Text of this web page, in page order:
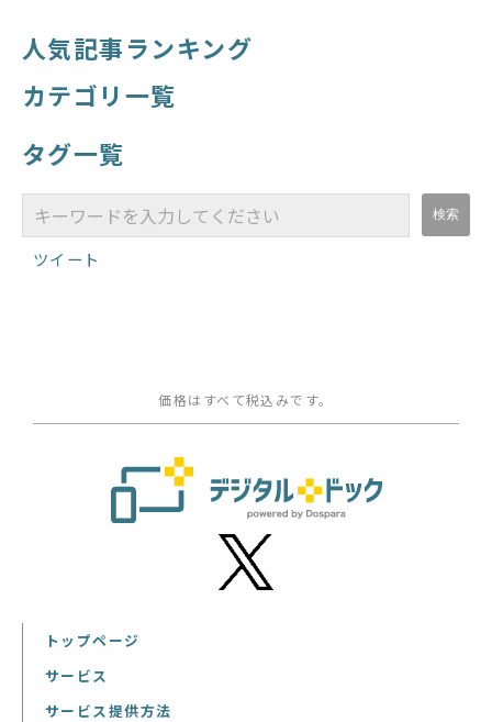
人気記事ランキング
カテゴリ一覧
タグ一覧
ツイート
価格はすべて税込みです。
トップページ
サービス
サービス提供方法